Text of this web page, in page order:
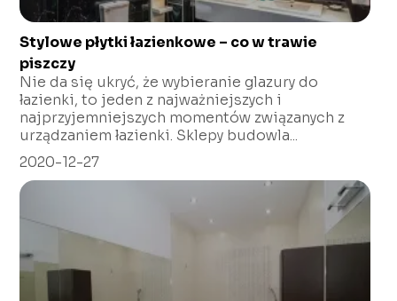
Stylowe płytki łazienkowe – co w trawie
piszczy
Nie da się ukryć, że wybieranie glazury do
łazienki, to jeden z najważniejszych i
najprzyjemniejszych momentów związanych z
urządzaniem łazienki. Sklepy budowla...
2020-12-27